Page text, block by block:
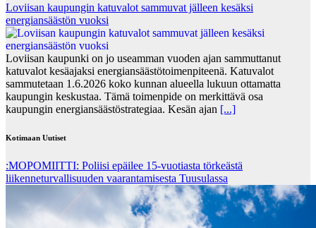
Loviisan kaupungin katuvalot sammuvat jälleen kesäksi
energiansäästön vuoksi
Loviisan kaupunki on jo useamman vuoden ajan sammuttanut
katuvalot kesäajaksi energiansäästötoimenpiteenä. Katuvalot
sammutetaan 1.6.2026 koko kunnan alueella lukuun ottamatta
kaupungin keskustaa. Tämä toimenpide on merkittävä osa
kaupungin energiansäästöstrategiaa. Kesän ajan [...]
Kotimaan Uutiset
:MOPOMIITTI: Poliisi epäilee 15-vuotiasta törkeästä
liikenneturvallisuuden vaarantamisesta Tuusulassa